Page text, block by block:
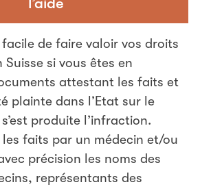
de faire valoir vos droits
si vous êtes en
attestant les faits et
plainte dans l’Etat sur le
produite l’infraction.
faits par un médecin et/ou
précision les noms des
représentants des